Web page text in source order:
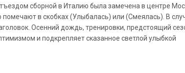
сборной в Италию была замечена в центре
в скобках (Улыбалась) или (Смеялась). В
Осенний дождь, тренировки, предстоящий
и подкрепляет сказанное светлой улыбкой